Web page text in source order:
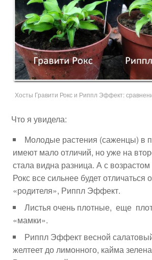
Хосты Гравити Рокс и Риппл Эффект:
Что я увидела:
Молодые растения (саженцы) в
имеют мало отличий, но уже на
стала видна разница. А с возрастом
Рокс все сильнее будет отличаться
«родителя», Риппл Эффект.
Листья очень плотные, еще
«мамки».
Риппл Эффект весной
желтеет до лимонного, кайма